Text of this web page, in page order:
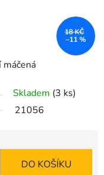
Skladem (3 ks)
21056
DO KOŠÍKU
18 KČ
–11 %